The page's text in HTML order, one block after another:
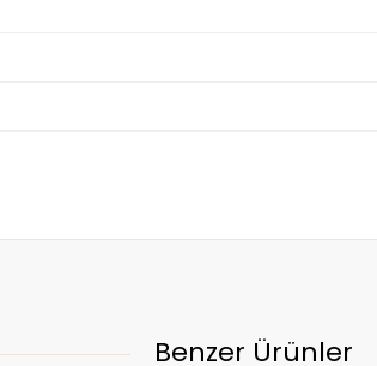
Benzer Ürünler